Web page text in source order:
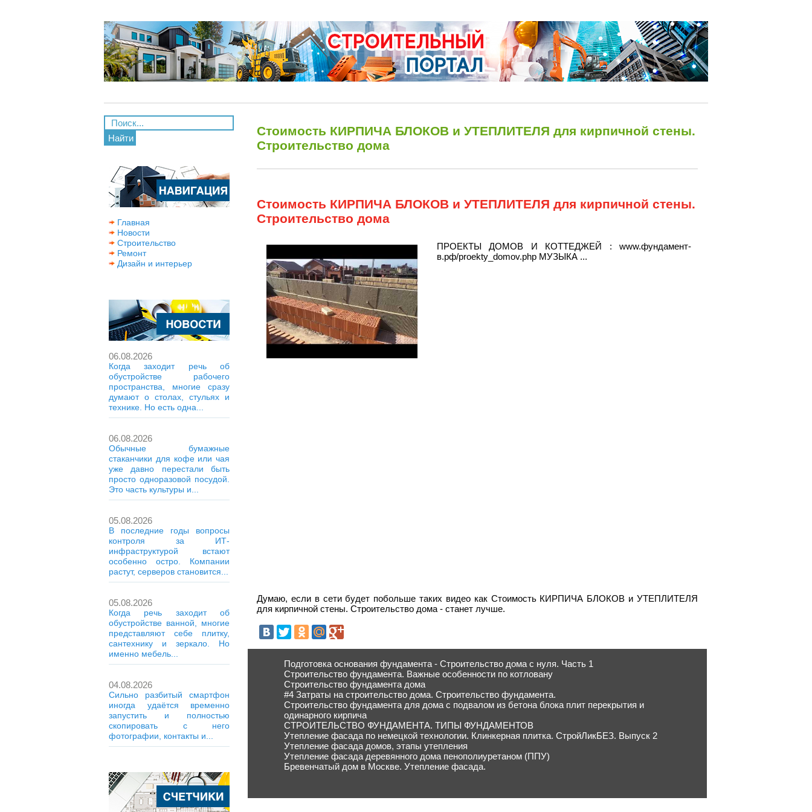
Найти
Главная
Новости
Строительство
Ремонт
Дизайн и интерьер
06.08.2026
Когда заходит речь об
обустройстве рабочего
пространства, многие сразу
думают о столах, стульях и
технике. Но есть одна...
06.08.2026
Обычные бумажные
стаканчики для кофе или чая
уже давно перестали быть
просто одноразовой посудой.
Это часть культуры и...
05.08.2026
В последние годы вопросы
контроля за ИТ-
инфраструктурой встают
особенно остро. Компании
растут, серверов становится...
05.08.2026
Когда речь заходит об
обустройстве ванной, многие
представляют себе плитку,
сантехнику и зеркало. Но
именно мебель...
04.08.2026
Сильно разбитый смартфон
иногда удаётся временно
запустить и полностью
скопировать с него
фотографии, контакты и...
Стоимость КИРПИЧА БЛОКОВ и УТЕПЛИТЕЛЯ для кирпичной стены.
Строительство дома
Стоимость КИРПИЧА БЛОКОВ и УТЕПЛИТЕЛЯ для кирпичной стены.
Строительство дома
ПРОЕКТЫ ДОМОВ И КОТТЕДЖЕЙ : www.фундамент-
в.рф/proekty_domov.php МУЗЫКА ...
Думаю, если в сети будет побольше таких видео как Стоимость КИРПИЧА БЛОКОВ и УТЕПЛИТЕЛЯ
для кирпичной стены. Строительство дома - станет лучше.
Подготовка основания фундамента - Строительство дома с нуля. Часть 1
Строительство фундамента. Важные особенности по котловану
Строительство фундамента дома
#4 Затраты на строительство дома. Строительство фундамента.
Строительство фундамента для дома с подвалом из бетона блока плит перекрытия и
одинарного кирпича
СТРОИТЕЛЬСТВО ФУНДАМЕНТА. ТИПЫ ФУНДАМЕНТОВ
Утепление фасада по немецкой технологии. Клинкерная плитка. СтройЛикБЕЗ. Выпуск 2
Утепление фасада домов, этапы утепления
Утепление фасада деревянного дома пенополиуретаном (ППУ)
Бревенчатый дом в Москве. Утепление фасада.